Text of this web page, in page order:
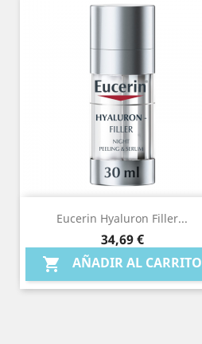
Eucerin Hyaluron Filler...
Precio
34,69 €
 AÑADIR AL CARRITO